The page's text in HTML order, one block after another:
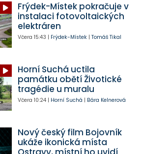
Frýdek-Místek pokračuje v
instalaci fotovoltaických
elektráren
Včera 15:43 | Frýdek-Místek| Tomáš Tikal
Horní Suchá uctila
památku obětí Životické
tragédie u muralu
Včera 10:24| Horní Suchá | Bára Kelnerová
Nový český film Bojovník
ukáže ikonická místa